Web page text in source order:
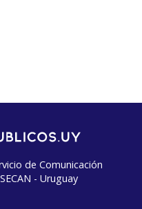
de Comunicación
- Uruguay